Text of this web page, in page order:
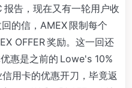
报告，现在又有一轮用户收
的信，AMEX 限制每个
OFFER 奖励。这一回还
惠是之前的 Lowe's 10%
用卡的优惠开刀，毕竟返